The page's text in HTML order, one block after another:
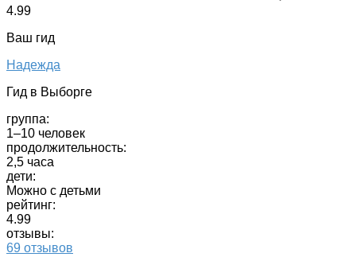
4.99
Ваш гид
Надежда
Гид в Выборге
группа:
1–10 человек
продолжительность:
2,5 часа
дети:
Можно с детьми
рейтинг:
4.99
отзывы:
69 отзывов